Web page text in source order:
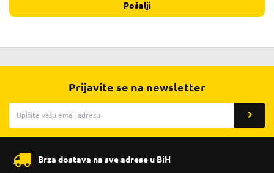
Pošalji
Prijavite se na newsletter
Brza dostava na sve adrese u BiH